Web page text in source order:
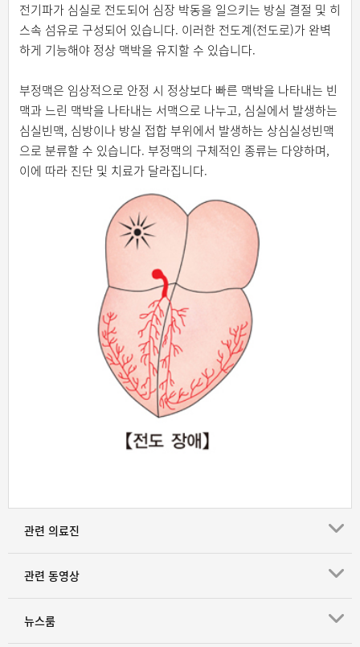
전기파가 심실로 전도되어 심장 박동을 일으키는 방실 결절 및 히
스속 섬유로 구성되어 있습니다. 이러한 전도계(전도로)가 완벽
하게 기능해야 정상 맥박을 유지할 수 있습니다.
부정맥은 임상적으로 안정 시 정상보다 빠른 맥박을 나타내는 빈
맥과 느린 맥박을 나타내는 서맥으로 나누고, 심실에서 발생하는
심실빈맥, 심방이나 방실 접합 부위에서 발생하는 상심실성빈맥
으로 분류할 수 있습니다. 부정맥의 구체적인 종류는 다양하며,
이에 따라 진단 및 치료가 달라집니다.
관련 의료진
관련 동영상
뉴스룸